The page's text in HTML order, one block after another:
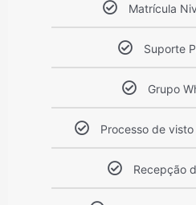
Matrícula
Suporte
Grupo
Processo de
Recepção